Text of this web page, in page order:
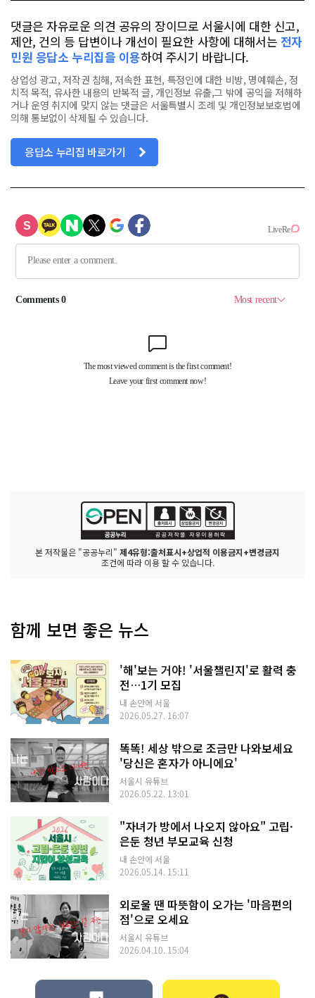
댓글은 자유로운 의견 공유의 장이므로 서울시에 대한 신고,
제안, 건의 등 답변이나 개선이 필요한 사항에 대해서는 전자
민원 응답소 누리집을 이용하여 주시기 바랍니다.
상업성 광고, 저작권 침해, 저속한 표현, 특정인에 대한 비방, 명예훼손, 정
치적 목적, 유사한 내용의 반복적 글, 개인정보 유출,그 밖에 공익을 저해하
거나 운영 취지에 맞지 않는 댓글은 서울특별시 조례 및 개인정보보호법에
의해 통보없이 삭제될 수 있습니다.
응답소 누리집 바로가기
본 저작물은 "공공누리" 제4유형:출처표시+상업적 이용금지+변경금지
조건에 따라 이용 할 수 있습니다.
함께 보면 좋은 뉴스
'해'보는 거야! '서울챌린지'로 활력 충
전…1기 모집
내 손안에 서울
2026.05.27. 16:07
똑똑! 세상 밖으로 조금만 나와보세요
'당신은 혼자가 아니에요'
서울시 유튜브
2026.05.22. 13:01
"자녀가 방에서 나오지 않아요" 고립·
은둔 청년 부모교육 신청
내 손안에 서울
2026.05.14. 15:11
외로울 땐 따뜻함이 오가는 '마음편의
점'으로 오세요
서울시 유튜브
2026.04.10. 15:04